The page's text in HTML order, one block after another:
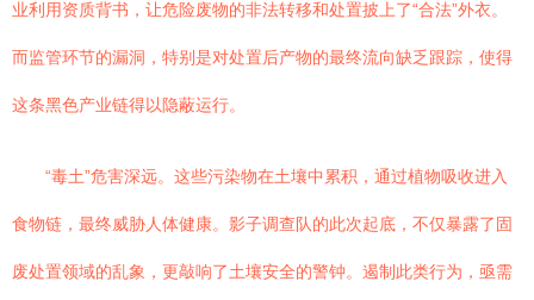
业利用资质背书，让危险废物的非法转移和处置披上了“合法”外衣。
而监管环节的漏洞，特别是对处置后产物的最终流向缺乏跟踪，使得
这条黑色产业链得以隐蔽运行。
“毒土”危害深远。这些污染物在土壤中累积，通过植物吸收进入
食物链，最终威胁人体健康。影子调查队的此次起底，不仅暴露了固
废处置领域的乱象，更敲响了土壤安全的警钟。遏制此类行为，亟需